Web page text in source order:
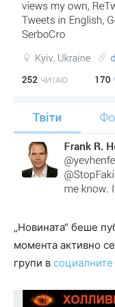
„Новината“ беше
момента активно
групи в